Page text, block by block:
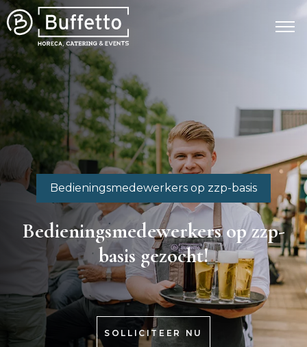
Bedieningsmedewerkers op zzp-basis
Bedieningsmedewerkers op zzp-
basis gezocht!
SOLLICITEER NU